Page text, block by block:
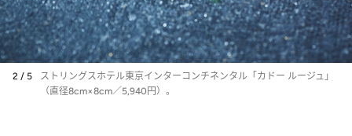
2 / 5
ストリングスホテル東京インターコンチネンタル「カドー ルージュ」
（直径8cm×8cm／5,940円）。